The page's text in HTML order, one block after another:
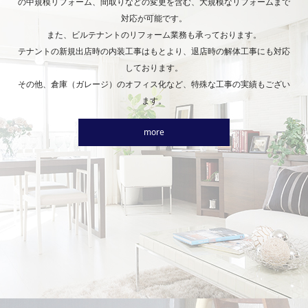
対応が可能です。
また、ビルテナントのリフォーム業務も承っております。
テナントの新規出店時の内装工事はもとより、退店時の解体工事にも対応
しております。
その他、倉庫（ガレージ）のオフィス化など、特殊な工事の実績もござい
ます。
more